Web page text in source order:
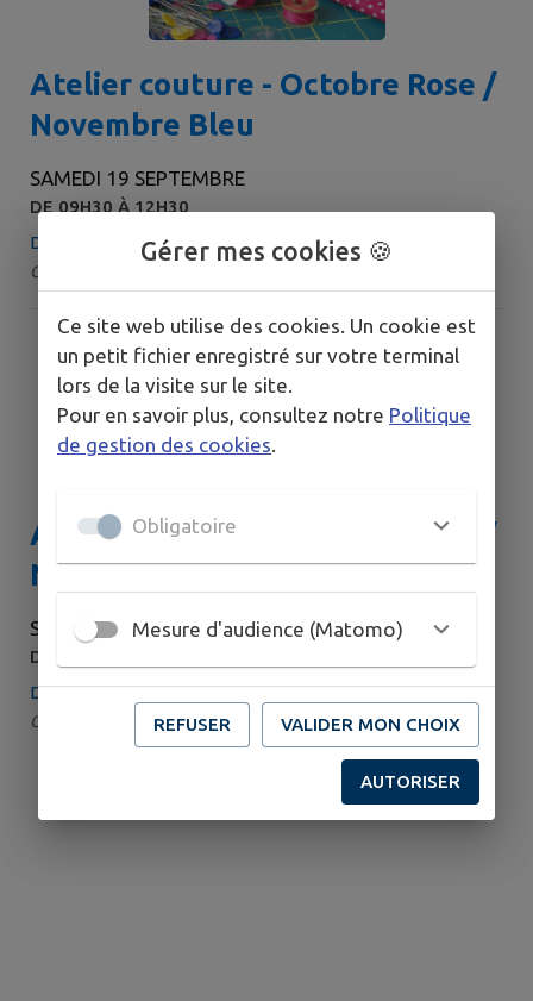
Atelier couture - Octobre Rose /
Novembre Bleu
SAMEDI 19 SEPTEMBRE
DE 09H30 À 12H30
Denguin
Catégorie : Atelier
Atelier couture - Octobre Rose /
Novembre Bleu
SAMEDI 26 SEPTEMBRE
DE 09H30 À 12H30
Denguin
Catégorie : Atelier
Gérer mes cookies 🍪
Ce site web utilise des cookies. Un cookie est
un petit fichier enregistré sur votre terminal
lors de la visite sur le site.
Pour en savoir plus, consultez notre Politique
de gestion des cookies
Obligatoire
Mesure d'audience (Matomo)
REFUSER VALIDER MON CHOIX
AUTORISER